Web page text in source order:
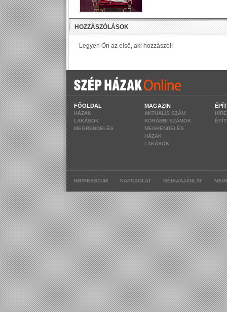
FŐOLDAL
HÁZAK
LAKÁSOK
MEGRENDELÉS
MAGAZIN
AKTUÁLIS SZÁM
KORÁBBI SZÁMOK
MEGRENDELÉS
HÁZAK
LAKÁSOK
IMPRESSZUM KAPCSOLAT MÉDIAAJÁNLAT